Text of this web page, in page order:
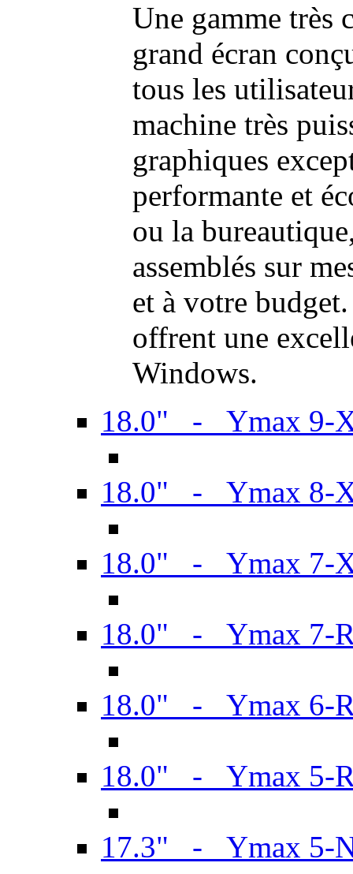
Une gamme très
grand écran
tous les
machine très
graphiques
performante et
ou la
assemblés sur
et à votre
offrent une
Windows.
18.0" - Ymax 9-
18.0" - Ymax 8-
18.0" - Ymax 7-
18.0" - Ymax 7-
18.0" - Ymax 6-
18.0" - Ymax 5-
17.3" - Ymax 5-